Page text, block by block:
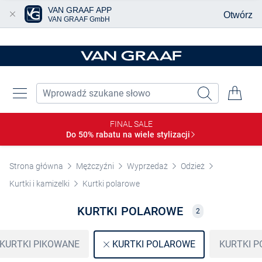
FINAL SALE
Do 50% rabatu na wiele stylizacji
Strona główna Mężczyźni Wyprzedaż
Odzież
Kurtki i kamizelki
Kurtki polarowe
KURTKI POLAROWE 2
PIKOWANE KURTKI POLAROWE KURTKI
VAN GRAAF APP
VAN GRAAF GmbH Otwórz